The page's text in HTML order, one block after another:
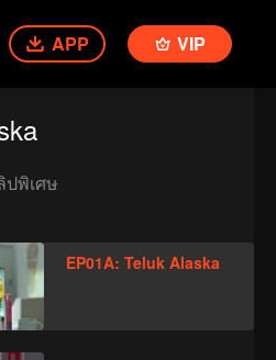
APP VIP
ปพิเศษ
EP01A: Teluk Alaska